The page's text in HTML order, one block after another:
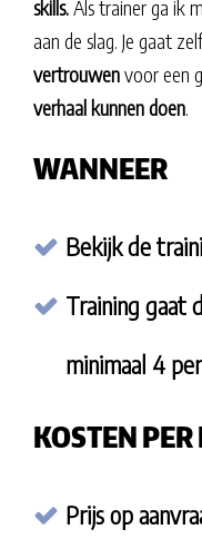
skills.Als trainer ga ik
aan de slag. Je gaat
vertrouwenvoor een
verhaal kunnen doen.
WANNEER
Bekijk de
Training gaat
minimaal 4
KOSTEN
Prijs op